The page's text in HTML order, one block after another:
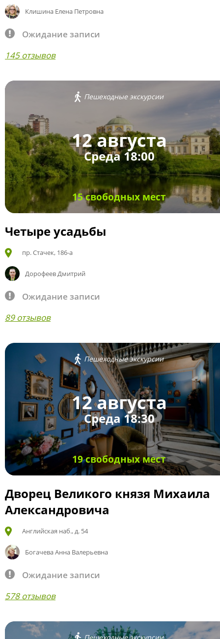
Клишина Елена Петровна
Ожидание записи
145 отзывов
Пешеходные экскурсии
12 августа
Среда 18:00
15 свободных мест
Четыре усадьбы
пр. Стачек, 186-а
Дорофеев Дмитрий
Ожидание записи
89 отзывов
Пешеходные экскурсии
12 августа
Среда 18:30
19 свободных мест
Дворец Великого князя Михаила
Александровича
Английская наб., д. 54
Богачева Анна Валерьевна
Ожидание записи
578 отзывов